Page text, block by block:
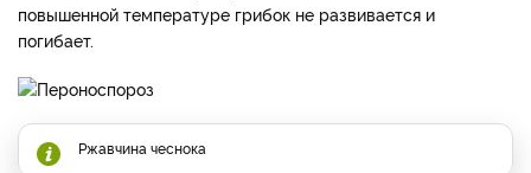
повышенной температуре грибок не развивается и
погибает.
Ржавчина чеснока